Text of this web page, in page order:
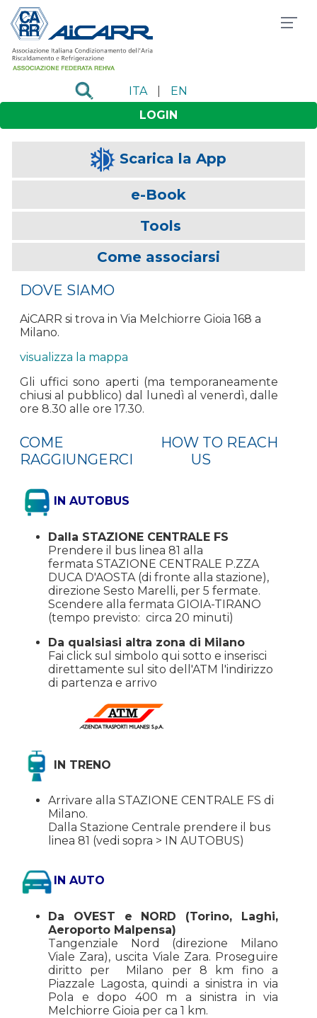
ITA
EN
LOGIN
Scarica la App
e-Book
Tools
Come associarsi
DOVE SIAMO
AiCARR si trova in Via Melchiorre Gioia 168 a
Milano.
visualizza la mappa
Gli uffici sono aperti (ma temporaneamente
chiusi al pubblico) dal lunedì al venerdì, dalle
ore 8.30 alle ore 17.30.
COME
RAGGIUNGERCI
HOW TO REACH
US
IN AUTOBUS
Dalla STAZIONE CENTRALE FS
Prendere il bus linea 81 alla
fermata STAZIONE CENTRALE P.ZZA
DUCA D'AOSTA (di fronte alla stazione),
direzione Sesto Marelli, per 5 fermate.
Scendere alla fermata GIOIA-TIRANO
(tempo previsto: circa 20 minuti)
Da qualsiasi altra zona di Milano
Fai click sul simbolo qui sotto e inserisci
direttamente sul sito dell'ATM l'indirizzo
di partenza e arrivo
IN TRENO
Arrivare alla STAZIONE CENTRALE FS di
Milano.
Dalla Stazione Centrale prendere il bus
linea 81 (vedi sopra > IN AUTOBUS)
IN AUTO
Da OVEST e NORD (Torino, Laghi,
Aeroporto Malpensa)
Tangenziale Nord (direzione Milano
Viale Zara), uscita Viale Zara. Proseguire
diritto per Milano per 8 km fino a
Piazzale Lagosta, quindi a sinistra in via
Pola e dopo 400 m a sinistra in via
Melchiorre Gioia per ca 1 km.